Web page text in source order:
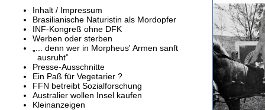
Inhalt / Impressum
Brasilianische Naturistin als Mordopfer
INF-Kongreß ohne DFK
Werben oder sterben
„... denn wer in Morpheus' Armen sanft
ausruht”
Presse-Ausschnitte
Ein Paß für Vegetarier ?
FFN betreibt Sozialforschung
Australier wollen Insel kaufen
Kleinanzeigen